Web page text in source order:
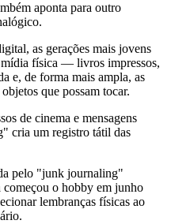
aponta para outro
as gerações mais jovens
mídia física — livros impressos,
e, de forma mais ampla, as
que possam tocar.
de cinema e mensagens
cria um registro tátil das
pelo "junk journaling"
o hobby em junho
lembranças físicas ao